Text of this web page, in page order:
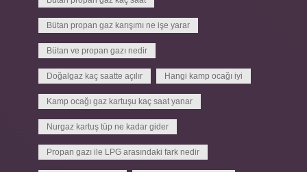
Bütan propan gaz karışımı ne işe yarar
Bütan ve propan gazı nedir
Doğalgaz kaç saatte açılır Hangi kamp ocağı iyi
Kamp ocağı gaz kartuşu kaç saat yanar
Nurgaz kartuş tüp ne kadar gider
Propan gazı ile LPG arasındaki fark nedir